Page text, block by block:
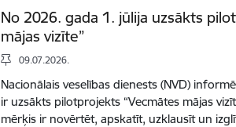
No 2026. gada 1. jūlija uzsākts
mājas vizīte”
09.07.2026.
Nacionālais veselības dienests (NVD)
ir uzsākts pilotprojekts “Vecmātes mājas
mērķis ir novērtēt, apskatīt, uzklausīt un